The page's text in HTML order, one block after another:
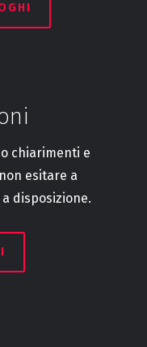
chiarimenti e
esitare a
disposizione.